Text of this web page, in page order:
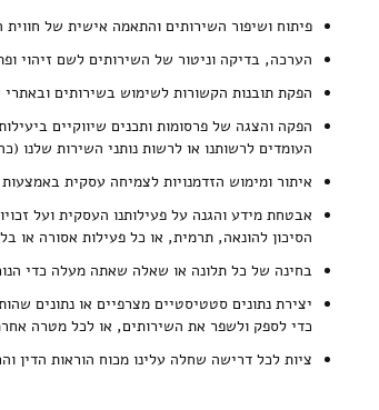
פיתוח ושיפור השירותים והתאמה אישית של
הערכה, בדיקה וניטור של השירותים לשם זיהוי
הפקת תובנות הקשורות לשימוש בשירותים
הפקה והצגה של פרסומות ותכנים שיווקיים
העומדים לרשותנו או לרשות נותני השירות שלנו (כהגדרתם בסעיף 4(
איתור ומימוש הזדמנויות לצמיחה עסקית
אבטחת מידע והגנה על פעילותנו העסקית ועל
הסיכון להונאה, תרמית, או כל פעילות אסורה או
בחינה של כל תלונה או שאלה שאתה מעלה כדי
יצירת נתונים סטטיסטיים מצרפיים או נתונים
כדי לספק ולשפר את השירותים, או לכל מטרה
ציות לכל דרישה שחלה עלינו מכוח הוראות הדין
ביצים וחלב
נרות וריחות
ילדים
אקססוריז
ספרים ומוצרי נייר